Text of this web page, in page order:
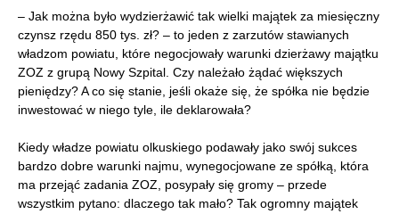
– Jak można było wydzierżawić tak wielki majątek za miesięczny
czynsz rzędu 850 tys. zł? – to jeden z zarzutów stawianych
władzom powiatu, które negocjowały warunki dzierżawy majątku
ZOZ z grupą Nowy Szpital. Czy należało żądać większych
pieniędzy? A co się stanie, jeśli okaże się, że spółka nie będzie
inwestować w niego tyle, ile deklarowała?
Kiedy władze powiatu olkuskiego podawały jako swój sukces
bardzo dobre warunki najmu, wynegocjowane ze spółką, która
ma przejąć zadania ZOZ, posypały się gromy – przede
wszystkim pytano: dlaczego tak mało? Tak ogromny majątek